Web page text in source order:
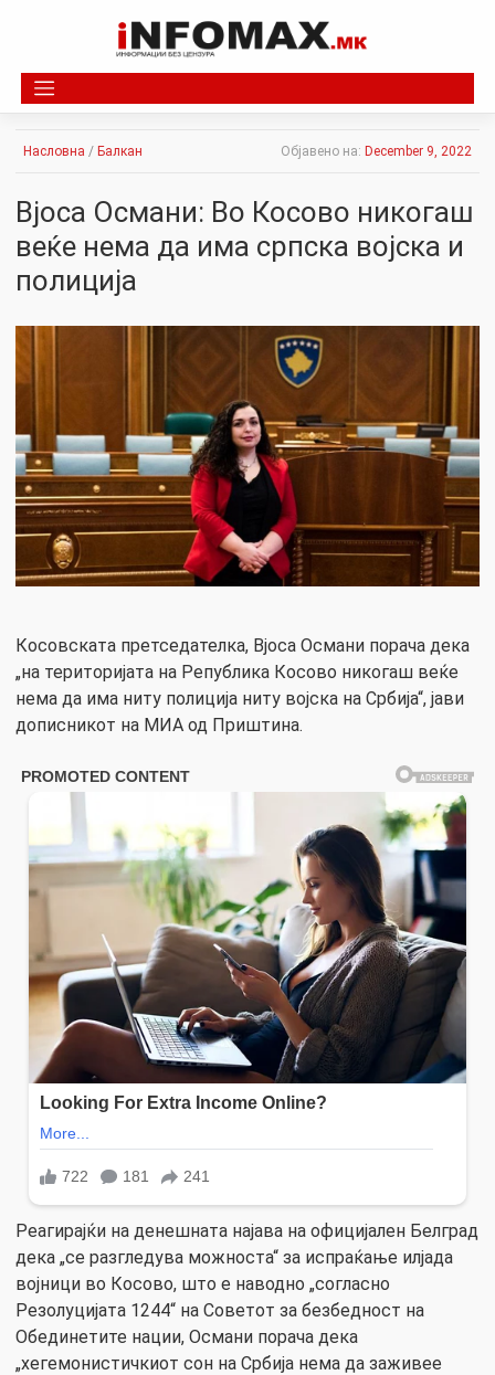
Насловна / Балкан Објавено на: December 9, 2022
Вјоса Османи: Во Косово никогаш
веќе нема да има српска војска и
полиција
Косовската претседателка, Вјоса Османи порача дека
„на територијата на Република Косово никогаш веќе
нема да има ниту полиција ниту војска на Србија“, јави
дописникот на МИА од Приштина.
Реагирајќи на денешната најава на официјален Белград
дека „се разгледува можноста“ за испраќање илјада
војници во Косово, што е наводно „согласно
Резолуцијата 1244“ на Советот за безбедност на
Обединетите нации, Османи порача дека
„хегемонистичкиот сон на Србија нема да заживее